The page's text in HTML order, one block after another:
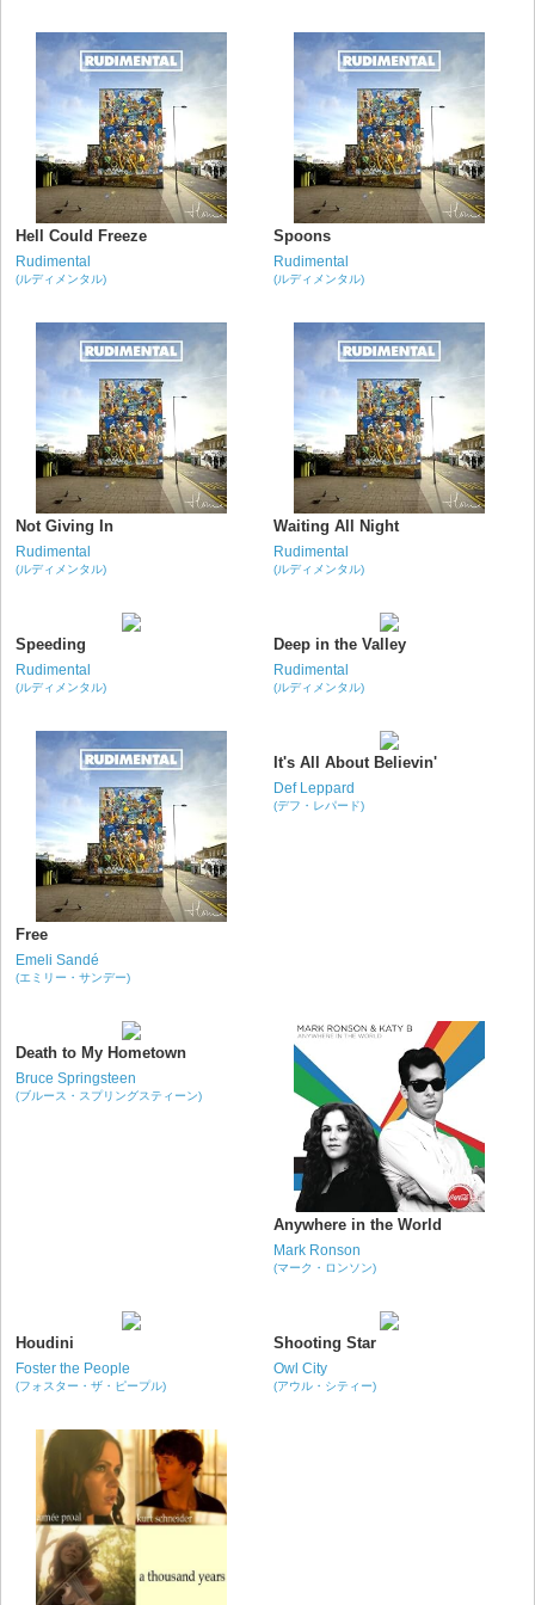
Hell Could Freeze
Rudimental
(ルディメンタル)
Spoons
Rudimental
(ルディメンタル)
Not Giving In
Rudimental
(ルディメンタル)
Waiting All Night
Rudimental
(ルディメンタル)
Speeding
Rudimental
(ルディメンタル)
Deep in the Valley
Rudimental
(ルディメンタル)
Free
Emeli Sandé
(エミリー・サンデー)
It's All About Believin'
Def Leppard
(デフ・レパード)
Death to My Hometown
Bruce Springsteen
(ブルース・スプリングスティーン)
Anywhere in the World
Mark Ronson
(マーク・ロンソン)
Houdini
Foster the People
(フォスター・ザ・ピープル)
Shooting Star
Owl City
(アウル・シティー)